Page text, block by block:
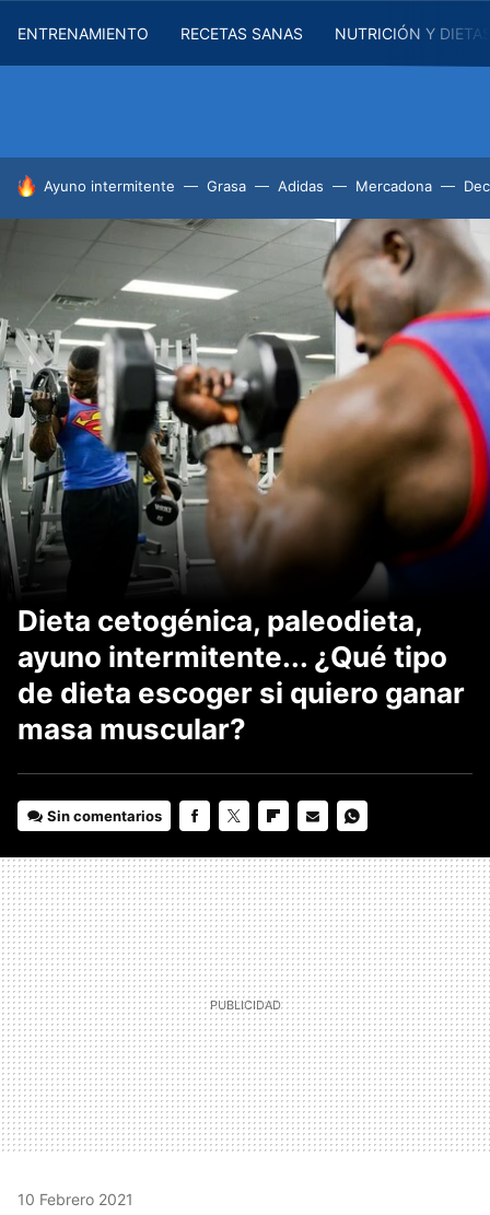
ENTRENAMIENTO RECETAS SANAS NUTRICIÓN Y
HOY SE HABLA DE
Ayuno intermitente Grasa Adidas Mercadona
Dieta cetogénica, paleodieta,
ayuno intermitente... ¿Qué tipo
de dieta escoger si quiero ganar
masa muscular?
Sin comentarios
MAIL
10 Febrero 2021